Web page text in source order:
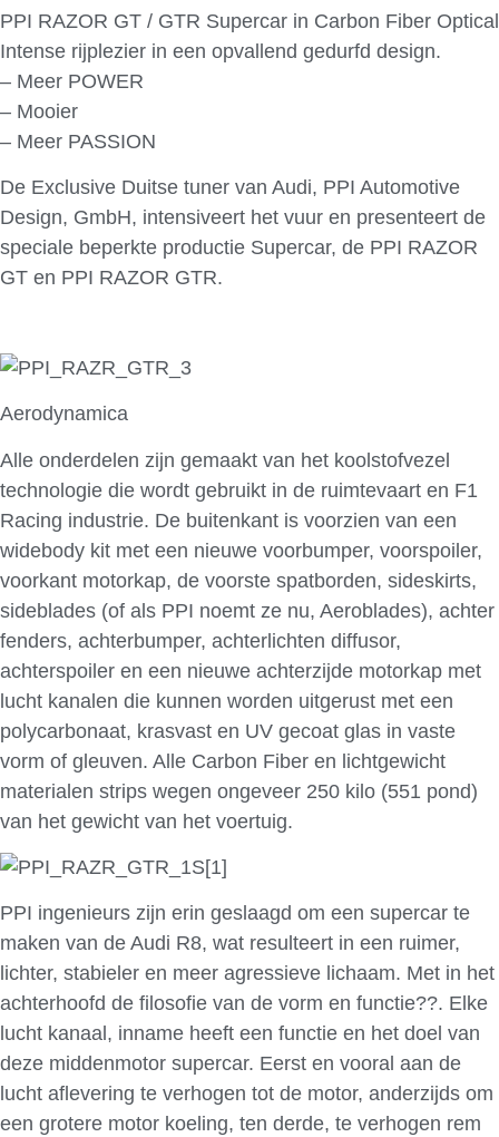
PPI RAZOR GT / GTR Supercar in Carbon Fiber Optical
Intense rijplezier in een opvallend gedurfd design.
– Meer POWER
– Mooier
– Meer PASSION
De Exclusive Duitse tuner van Audi, PPI Automotive
Design, GmbH, intensiveert het vuur en presenteert de
speciale beperkte productie Supercar, de PPI RAZOR
GT en PPI RAZOR GTR.
Aerodynamica
Alle onderdelen zijn gemaakt van het koolstofvezel
technologie die wordt gebruikt in de ruimtevaart en F1
Racing industrie. De buitenkant is voorzien van een
widebody kit met een nieuwe voorbumper, voorspoiler,
voorkant motorkap, de voorste spatborden, sideskirts,
sideblades (of als PPI noemt ze nu, Aeroblades), achter
fenders, achterbumper, achterlichten diffusor,
achterspoiler en een nieuwe achterzijde motorkap met
lucht kanalen die kunnen worden uitgerust met een
polycarbonaat, krasvast en UV gecoat glas in vaste
vorm of gleuven. Alle Carbon Fiber en lichtgewicht
materialen strips wegen ongeveer 250 kilo (551 pond)
van het gewicht van het voertuig.
PPI ingenieurs zijn erin geslaagd om een supercar te
maken van de Audi R8, wat resulteert in een ruimer,
lichter, stabieler en meer agressieve lichaam. Met in het
achterhoofd de filosofie van de vorm en functie??. Elke
lucht kanaal, inname heeft een functie en het doel van
deze middenmotor supercar. Eerst en vooral aan de
lucht aflevering te verhogen tot de motor, anderzijds om
een grotere motor koeling, ten derde, te verhogen rem